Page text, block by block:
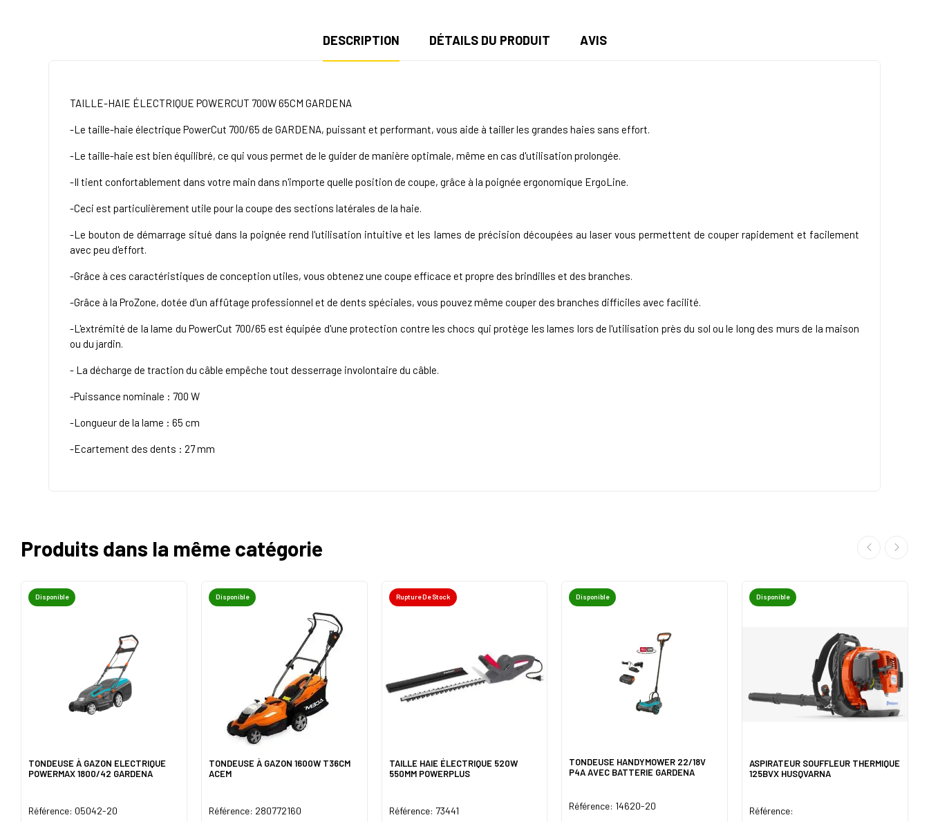
DESCRIPTION DÉTAILS DU PRODUIT AVIS
TAILLE-HAIE ÉLECTRIQUE POWERCUT 700W 65CM GARDENA
-Le taille-haie électrique PowerCut 700/65 de GARDENA, puissant et performant, vous aide à tailler les grandes haies sans effort.
-Le taille-haie est bien équilibré, ce qui vous permet de le guider de manière optimale, même en cas d'utilisation prolongée.
-Il tient confortablement dans votre main dans n'importe quelle position de coupe, grâce à la poignée ergonomique ErgoLine.
-Ceci est particulièrement utile pour la coupe des sections latérales de la haie.
-Le bouton de démarrage situé dans la poignée rend l'utilisation intuitive et les lames de précision découpées au laser vous permettent de couper rapidement et facilement
avec peu d'effort.
-Grâce à ces caractéristiques de conception utiles, vous obtenez une coupe efficace et propre des brindilles et des branches.
-Grâce à la ProZone, dotée d'un affûtage professionnel et de dents spéciales, vous pouvez même couper des branches difficiles avec facilité.
-L'extrémité de la lame du PowerCut 700/65 est équipée d'une protection contre les chocs qui protège les lames lors de l'utilisation près du sol ou le long des murs de la maison
ou du jardin.
- La décharge de traction du câble empêche tout desserrage involontaire du câble.
-Puissance nominale : 700 W
-Longueur de la lame : 65 cm
-Ecartement des dents : 27 mm
Produits dans la même catégorie
Disponible
TONDEUSE À GAZON ELECTRIQUE
POWERMAX 1800/42 GARDENA
Référence: 05042-20
Disponible
TONDEUSE À GAZON 1600W T36CM
ACEM
Référence: 280772160
Rupture De Stock
TAILLE HAIE ÉLECTRIQUE 520W
550MM POWERPLUS
Référence: 73441
Disponible
TONDEUSE HANDYMOWER 22/18V
P4A AVEC BATTERIE GARDENA
Référence: 14620-20
Disponible
ASPIRATEUR SOUFFLEUR THERMIQUE
125BVX HUSQVARNA
Référence: